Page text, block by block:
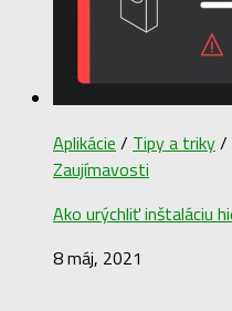
Aplikácie / Tipy a triky/
Zaujímavosti
Ako urýchliť inštaláciu
8 máj, 2021